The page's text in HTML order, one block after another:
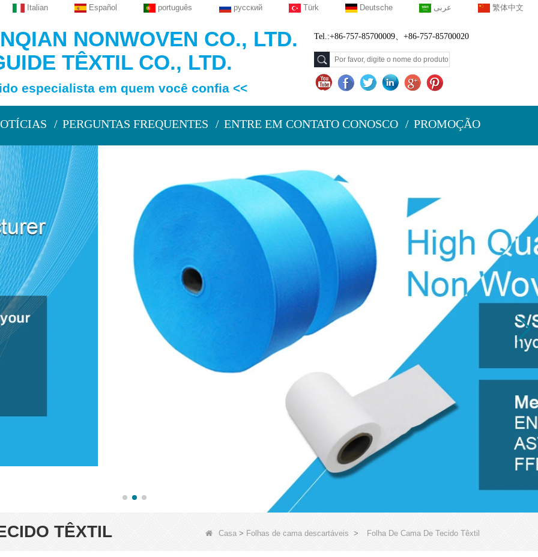
Italian Español português русский Türk Deutsche عربى 繁体中文
NONWOVEN CO., LTD.
TÊXTIL CO., LTD.
em quem você confia <<
Tel.:+86-757-85700009、+86-757-85700020
PERGUNTAS FREQUENTES ENTRE EM CONTATO CONOSCO PROMOÇÃO
TÊXTIL Casa > Folhas de cama descartáveis > Folha De Cama De Tecido Têxtil